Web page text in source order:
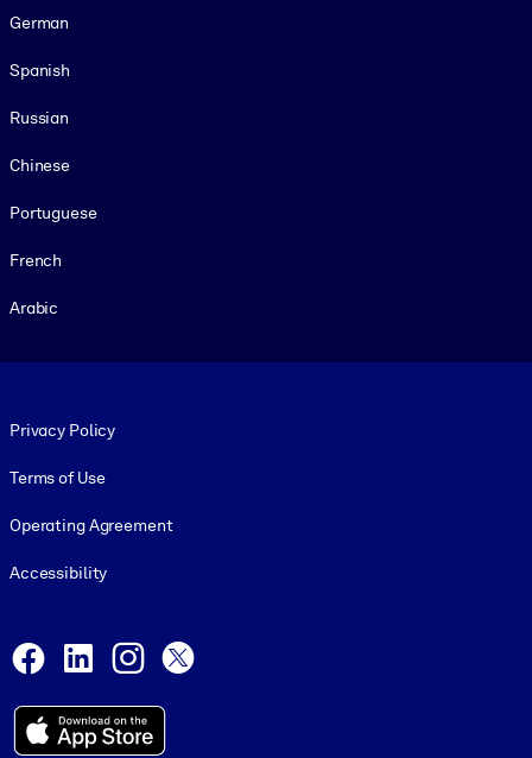
German
Spanish
Russian
Chinese
Portuguese
French
Arabic
Privacy Policy
Terms of Use
Operating Agreement
Accessibility
Facebook
LinkedInInstagram